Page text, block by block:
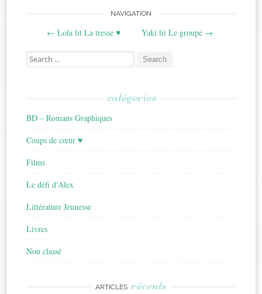
NAVIGATION
← Lola lit La tresse ♥ Yaki lit Le groupe →
Search
for:
catégories
BD – Romans Graphiques
Coups de cœur ♥
Films
Le défi d'Alex
Littérature Jeunesse
Livres
Non classé
ARTICLES récents